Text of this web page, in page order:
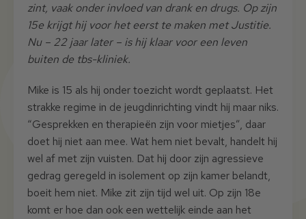
zint, vaak onder invloed van drank en drugs. Op zijn
15e krijgt hij voor het eerst te maken met Justitie.
Nu – 22 jaar later – is hij klaar voor een leven
buiten de tbs-kliniek.
Mike is 15 als hij onder toezicht wordt geplaatst. Het
strakke regime in de jeugdinrichting vindt hij maar niks.
“Gesprekken en therapieën zijn voor mietjes”, daar
doet hij niet aan mee. Wat hem niet bevalt, handelt hij
wel af met zijn vuisten. Dat hij door zijn agressieve
gedrag geregeld in isolement op zijn kamer belandt,
boeit hem niet. Mike zit zijn tijd wel uit. Op zijn 18e
komt er hoe dan ook een wettelijk einde aan het